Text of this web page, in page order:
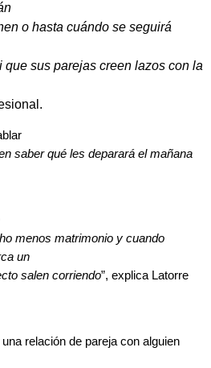
o hasta cuándo se seguirá
sus parejas creen lazos con la
saber qué les deparará el mañana
menos matrimonio y cuando
un
salen corriendo”, explica Latorre
relación de pareja con alguien